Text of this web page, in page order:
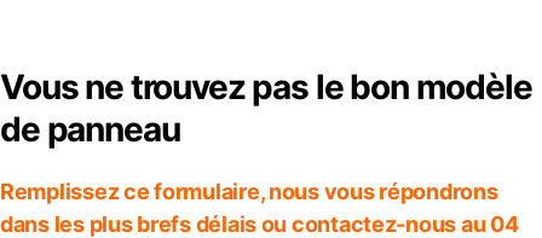
Vous ne trouvez pas le bon modèle
de panneau
Remplissez ce formulaire, nous vous répondrons
dans les plus brefs délais ou contactez-nous au 04